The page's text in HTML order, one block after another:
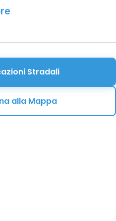
Stradali
alla Mappa